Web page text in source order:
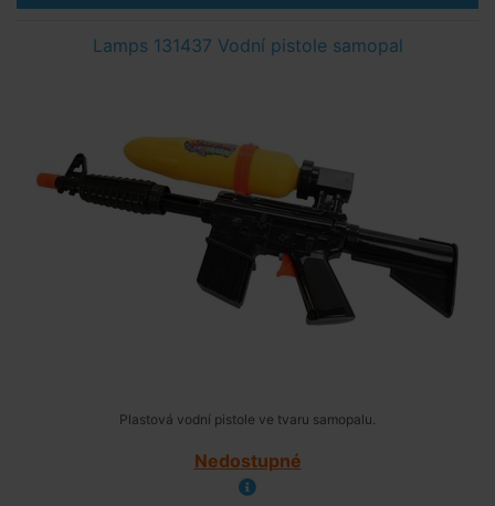
Lamps 131437 Vodní pistole samopal
Plastová vodní pistole ve tvaru samopalu.
Nedostupné